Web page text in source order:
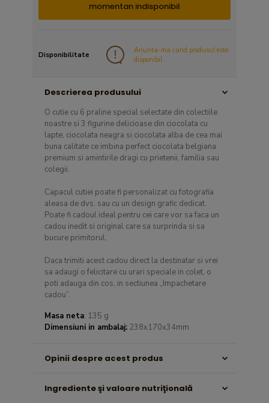
momentan indisponibil
Disponibilitate
Anunta-ma cand produsul este
disponibil.
Descrierea produsului
O cutie cu 6 praline special selectate din colectiile
noastre si 3 figurine delicioase din ciocolata cu
lapte, ciocolata neagra si ciocolata alba de cea mai
buna calitate ce imbina perfect ciocolata belgiana
premium si amintirile dragi cu prietenii, familia sau
colegii.
Capacul cutiei poate fi personalizat cu fotografia
aleasa de dvs. sau cu un design grafic dedicat.
Poate fi cadoul ideal pentru cei care vor sa faca un
cadou inedit si original care sa surprinda si sa
bucure primitorul.
Daca trimiti acest cadou direct la destinatar si vrei
sa adaugi o felicitare cu urari speciale in colet, o
poti adauga din cos, in sectiunea „Impachetare
cadou”.
Masa neta: 135 g
Dimensiuni in ambalaj: 238x170x34mm
Opinii despre acest produs
Ingrediente şi valoare nutriţională